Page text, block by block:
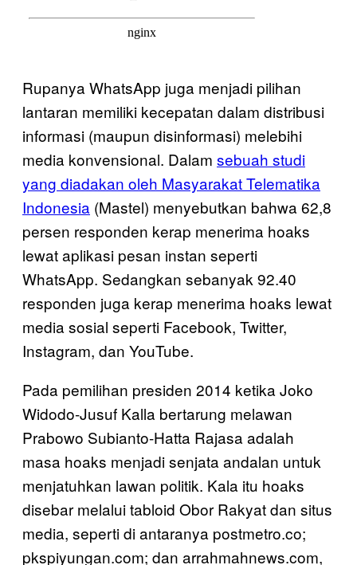
Rupanya WhatsApp juga menjadi pilihan
lantaran memiliki kecepatan dalam distribusi
informasi (maupun disinformasi) melebihi
media konvensional. Dalam sebuah studi
yang diadakan oleh Masyarakat Telematika
Indonesia (Mastel) menyebutkan bahwa 62,8
persen responden kerap menerima hoaks
lewat aplikasi pesan instan seperti
WhatsApp. Sedangkan sebanyak 92.40
responden juga kerap menerima hoaks lewat
media sosial seperti Facebook, Twitter,
Instagram, dan YouTube.
Pada pemilihan presiden 2014 ketika Joko
Widodo-Jusuf Kalla bertarung melawan
Prabowo Subianto-Hatta Rajasa adalah
masa hoaks menjadi senjata andalan untuk
menjatuhkan lawan politik. Kala itu hoaks
disebar melalui tabloid Obor Rakyat dan situs
media, seperti di antaranya postmetro.co;
pkspiyungan.com; dan arrahmahnews.com,